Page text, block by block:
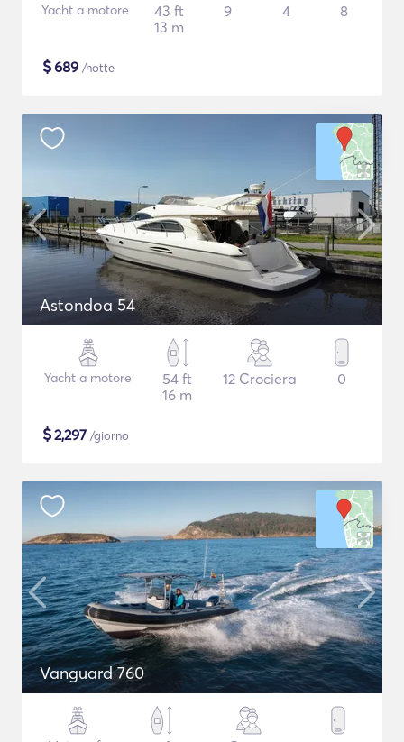
Yacht a motore
43 ft
13 m
9 4 8
$689 /notte
Astondoa 54
Yacht a motore
54 ft
16 m
12 Crociera 0
$2,297 /giorno
Vanguard 760